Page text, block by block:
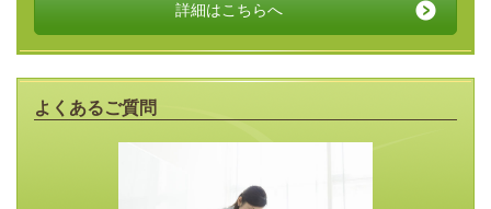
詳細はこちらへ
よくあるご質問